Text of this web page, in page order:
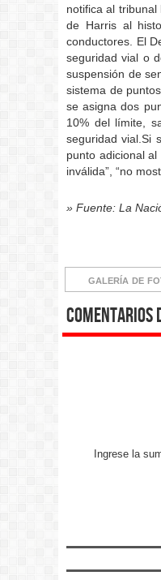
notifica al
de Harris al
conductores. El
seguridad vial o
suspensión de
sistema de
se asigna dos
10% del límite,
seguridad vial.Si
punto adicional
inválida”, “no
» Fuente: La
galería de
comentarios
Ingrese la